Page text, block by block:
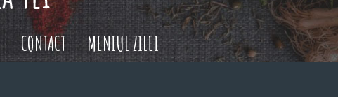
CONTACT MENIUL ZILEI